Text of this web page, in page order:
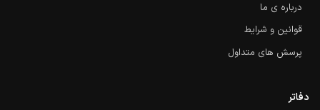
درباره ی ما
قوانین و شرایط
پرسش های متداول
دفاتر